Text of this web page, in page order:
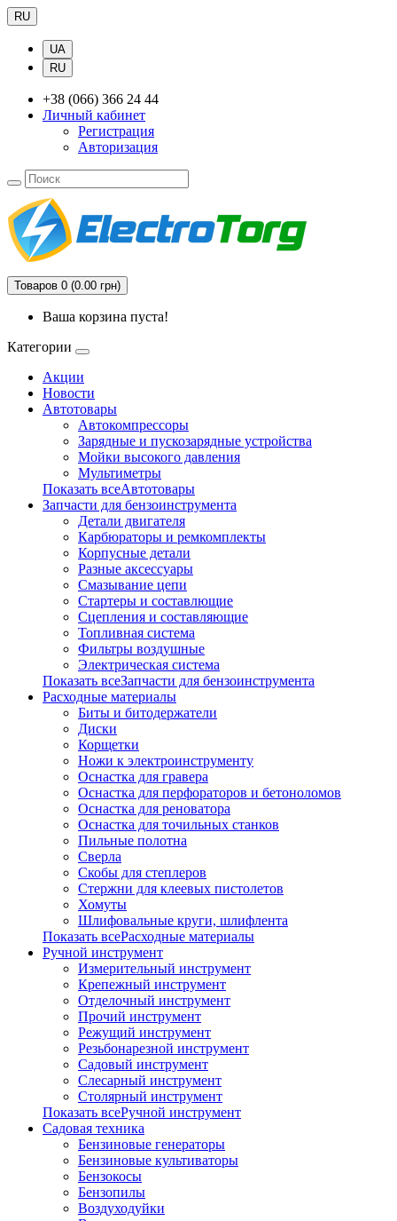
RU
UA
RU
+38 (066) 366 24 44
Личный кабинет
Регистрация
Авторизация
Товаров 0 (0.00 грн)
Ваша корзина пуста!
Категории
Акции
Новости
Автотовары
Автокомпрессоры
Зарядные и пускозарядные устройства
Мойки высокого давления
Мультиметры
Показать всеАвтотовары
Запчасти для бензоинструмента
Детали двигателя
Карбюраторы и ремкомплекты
Корпусные детали
Разные аксессуары
Смазывание цепи
Стартеры и составлющие
Сцепления и составляющие
Топливная система
Фильтры воздушные
Электрическая система
Показать всеЗапчасти для бензоинструмента
Расходные материалы
Биты и битодержатели
Диски
Корщетки
Ножи к электроинструменту
Оснастка для гравера
Оснастка для перфораторов и бетоноломов
Оснастка для реноватора
Оснастка для точильных станков
Пильные полотна
Сверла
Скобы для степлеров
Стержни для клеевых пистолетов
Хомуты
Шлифовальные круги, шлифлента
Показать всеРасходные материалы
Ручной инструмент
Измерительный инструмент
Крепежный инструмент
Отделочный инструмент
Прочий инструмент
Режущий инструмент
Резьбонарезной инструмент
Садовый инструмент
Слесарный инструмент
Столярный инструмент
Показать всеРучной инструмент
Садовая техника
Бензиновые генераторы
Бензиновые культиваторы
Бензокосы
Бензопилы
Воздуходуйки